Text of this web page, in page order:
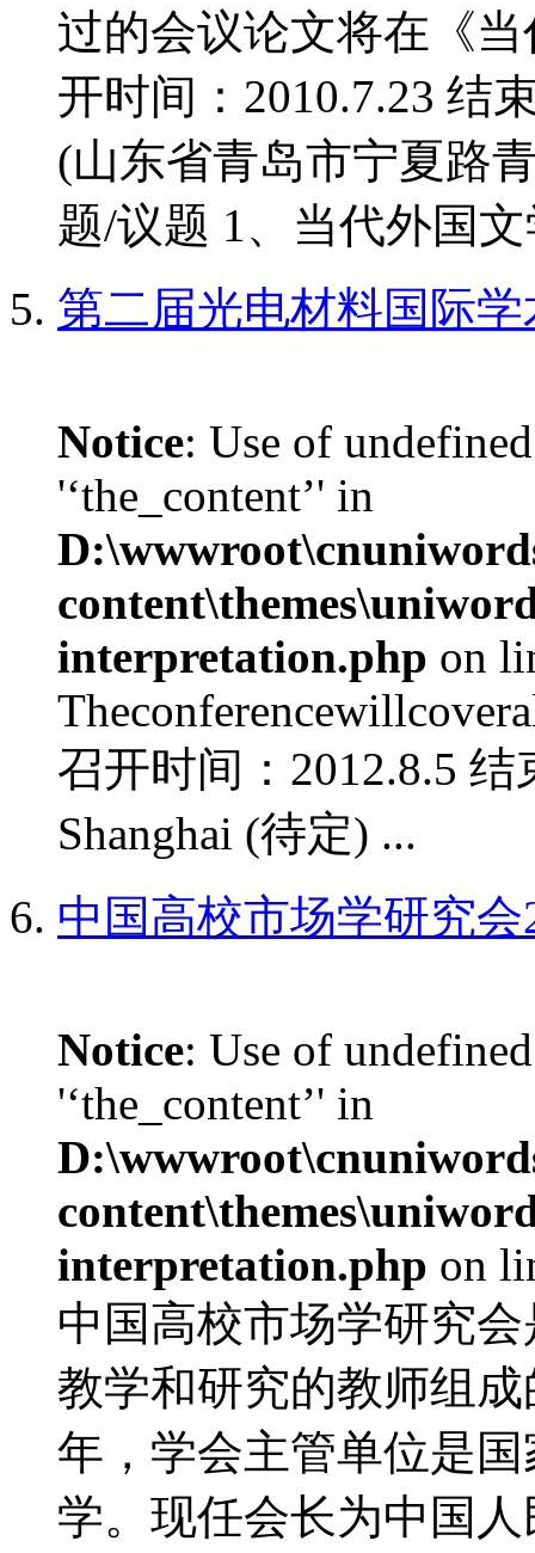
过的会议论文将在《
开时间：2010.7.23 结
(山东省青岛市宁夏路
题/议题 1、当代外国文
第二届光电材料国际
Notice: Use of
'‘the_content’' in
interpretation.php on
召开时间：2012.8.5
Shanghai (待定) ...
中国高校市场学研究会
Notice: Use of
'‘the_content’' in
interpretation.php on
中国高校市场学研究
教学和研究的教师组
年，学会主管单位是
学。现任会长为中国